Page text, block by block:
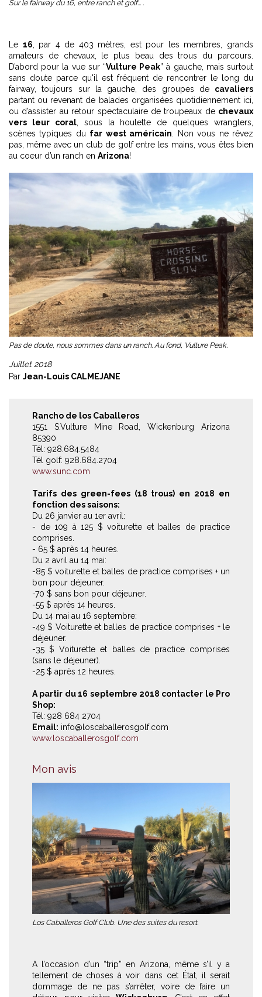
Sur le fairway du 16, entre ranch et golf... .
Le 16 , par 4 de 403 mètres, est pour les membres, grands
amateurs de chevaux, le plus beau des trous du parcours.
D’abord pour la vue sur “Vulture Peak” à gauche, mais surtout
sans doute parce qu'il est fréquent de rencontrer le long du
fairway, toujours sur la gauche, des groupes de cavaliers
partant ou revenant de balades organisées quotidiennement ici,
ou d’assister au retour spectaculaire de troupeaux de chevaux
vers leur coral, sous la houlette de quelques wranglers,
scènes typiques du far west américain . Non vous ne rêvez
pas, même avec un club de golf entre les mains, vous êtes bien
au coeur d’un ranch en Arizona!
Pas de doute, nous sommes dans un ranch. Au fond, Vulture Peak.
Juillet 2018
Par Jean-Louis CALMEJANE
Rancho de los Caballeros
1551 S.Vulture Mine Road, Wickenburg Arizona
85390
Tél: 928.684.5484
Tél golf: 928.684.2704
www.sunc.com
Tarifs des green-fees (18 trous) en 2018 en
fonction des saisons:
Du 26 janvier au 1er avril:
- de 109 à 125 $ voiturette et balles de practice
comprises.
- 65 $ après 14 heures.
Du 2 avril au 14 mai:
-85 $ voiturette et balles de practice comprises + un
bon pour déjeuner.
-70 $ sans bon pour déjeuner.
-55 $ après 14 heures.
Du 14 mai au 16 septembre:
-49 $ Voiturette et balles de practice comprises + le
déjeuner.
-35 $ Voiturette et balles de practice comprises
(sans le déjeuner).
-25 $ après 12 heures.
A partir du 16 septembre 2018 contacter le Pro
Shop:
Tél: 928 684 2704
Email: info@loscaballerosgolf.com
www.loscaballerosgolf.com
Mon avis
Los Caballeros Golf Club. Une des suites du resort.
A l’occasion d’un “trip” en Arizona, même s’il y a
tellement de choses à voir dans cet État, il serait
dommage de ne pas s’arrêter, voire de faire un